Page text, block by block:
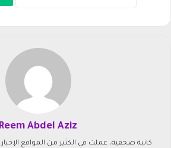
Reem Abdel Aziz
كاتبة صحفية، عملت في الكثير من المواقع